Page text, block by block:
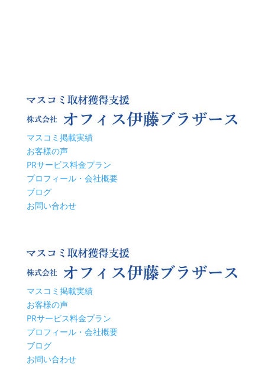
マスコミ掲載実績
お客様の声
PRサービス料金プラン
プロフィール・会社概要
ブログ
お問い合わせ
マスコミ掲載実績
お客様の声
PRサービス料金プラン
プロフィール・会社概要
ブログ
お問い合わせ